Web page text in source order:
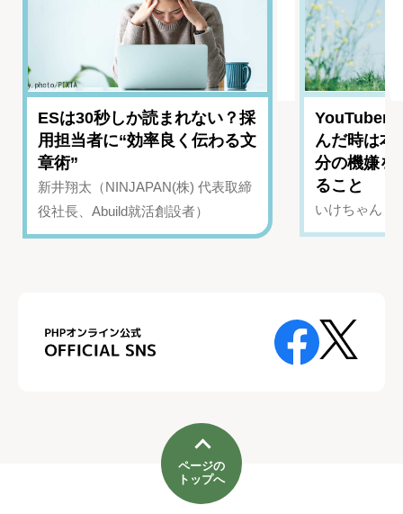
ESは30秒しか読まれない？採
用担当者に“効率良く伝わる文
章術”
新井翔太（NINJAPAN(株) 代表取締
役社長、Abuild就活創設者）
YouTuber
んだ時は
分の機嫌を
ること
いけちゃん（
ページの
トップへ